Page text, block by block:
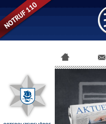
überspringen